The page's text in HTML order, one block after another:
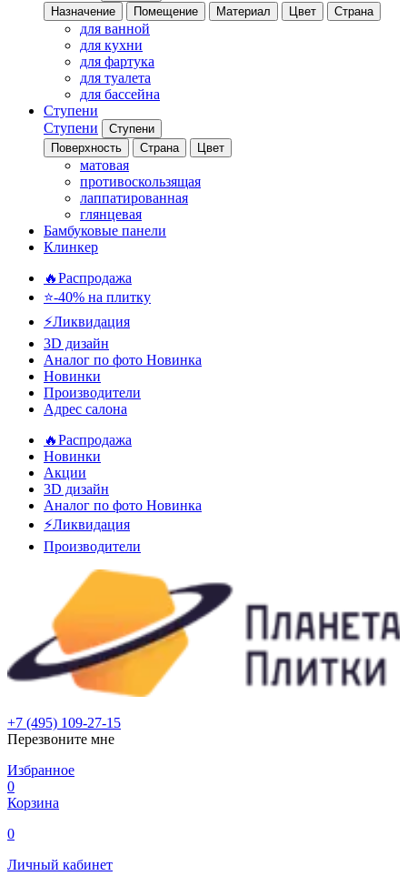
Назначение
Помещение Материал Цвет Страна
для ванной
для кухни
для фартука
для туалета
для бассейна
Ступени
Ступени
Ступени
Поверхность
Страна Цвет
матовая
противоскользящая
лаппатированная
глянцевая
Бамбуковые панели
Клинкер
🔥Распродажа
⭐-40% на плитку
⚡️Ликвидация
3D дизайн
Аналог по фото Новинка
Новинки
Производители
Адрес салона
🔥Распродажа
Новинки
Акции
3D дизайн
Аналог по фото Новинка
⚡Ликвидация
Производители
+7 (495) 109-27-15
Перезвоните мне
Избранное
0
Корзина
0
Личный кабинет